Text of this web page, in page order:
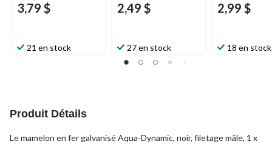
3,79 $
21 en stock
2,49 $
27 en stock
2,99 $
18 en stock
Produit Détails
Le mamelon en fer galvanisé Aqua-Dynamic, noir, filetage mâle, 1 x